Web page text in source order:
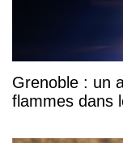
Grenoble : un
flammes dans